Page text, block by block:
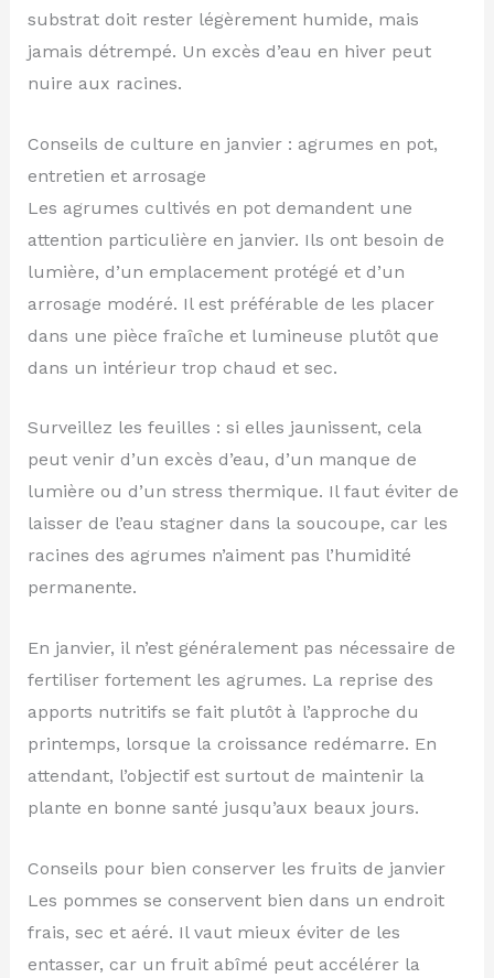
substrat doit rester légèrement humide, mais
jamais détrempé. Un excès d’eau en hiver peut
nuire aux racines.
Conseils de culture en janvier : agrumes en pot,
entretien et arrosage
Les agrumes cultivés en pot demandent une
attention particulière en janvier. Ils ont besoin de
lumière, d’un emplacement protégé et d’un
arrosage modéré. Il est préférable de les placer
dans une pièce fraîche et lumineuse plutôt que
dans un intérieur trop chaud et sec.
Surveillez les feuilles : si elles jaunissent, cela
peut venir d’un excès d’eau, d’un manque de
lumière ou d’un stress thermique. Il faut éviter de
laisser de l’eau stagner dans la soucoupe, car les
racines des agrumes n’aiment pas l’humidité
permanente.
En janvier, il n’est généralement pas nécessaire de
fertiliser fortement les agrumes. La reprise des
apports nutritifs se fait plutôt à l’approche du
printemps, lorsque la croissance redémarre. En
attendant, l’objectif est surtout de maintenir la
plante en bonne santé jusqu’aux beaux jours.
Conseils pour bien conserver les fruits de janvier
Les pommes se conservent bien dans un endroit
frais, sec et aéré. Il vaut mieux éviter de les
entasser, car un fruit abîmé peut accélérer la